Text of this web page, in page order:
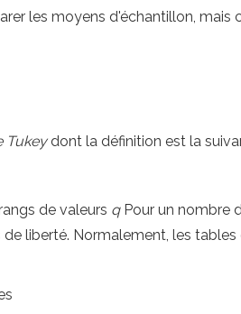
les moyens d'échantillon, mais
Tukeydont la définition est la
de valeurs qPour un nombre
liberté. Normalement, les